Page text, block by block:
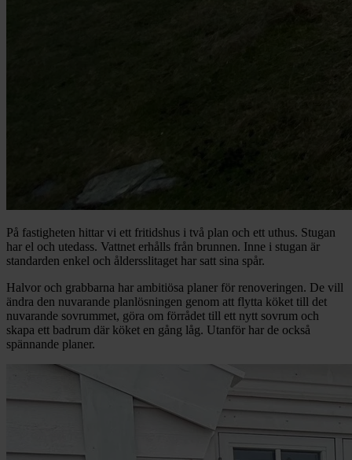
På fastigheten hittar vi ett fritidshus i två plan och ett uthus. Stugan
har el och utedass. Vattnet erhålls från brunnen. Inne i stugan är
standarden enkel och åldersslitaget har satt sina spår.
Halvor och grabbarna har ambitiösa planer för renoveringen. De vill
ändra den nuvarande planlösningen genom att flytta köket till det
nuvarande sovrummet, göra om förrådet till ett nytt sovrum och
skapa ett badrum där köket en gång låg. Utanför har de också
spännande planer.